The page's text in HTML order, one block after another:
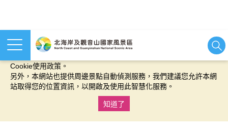
本網站使用cookies等相關技術以持續優化網站服務，並有助於為
Cookie使用政策。
另外，本網站也提供周邊景點自動偵測服務，我們建議您允許本網
站取得您的位置資訊，以開啟及使用此智慧化服務。
知道了